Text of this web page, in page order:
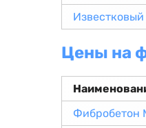
Цены на
Фибробетон